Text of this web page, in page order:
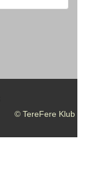
© TereFere Klub